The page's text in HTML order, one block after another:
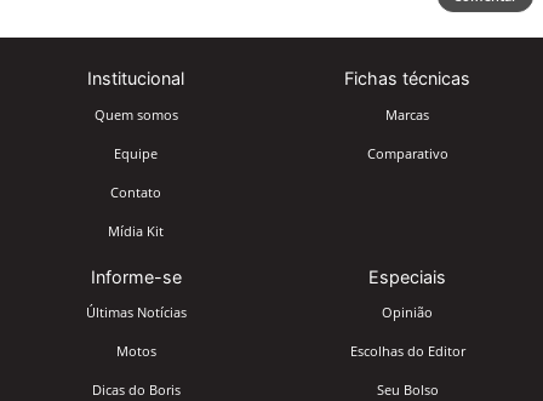
Institucional
Quem somos
Equipe
Contato
Mídia Kit
Fichas técnicas
Marcas
Comparativo
Informe-se
Últimas Notícias
Motos
Dicas do Boris
Especiais
Opinião
Escolhas do Editor
Seu Bolso